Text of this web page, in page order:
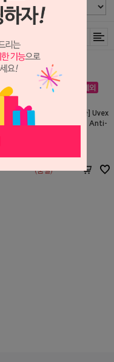
[포인트 전용 상품] Uvex
보안경 (S2510C, Anti-
(품절)